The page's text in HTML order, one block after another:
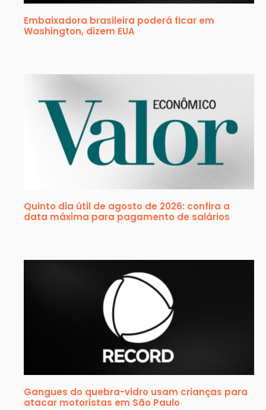
Embaixadora brasileira poderá ficar em
Washington, dizem EUA
Quinto dia útil de agosto de 2026: confira a
data máxima para pagamento de salários
Gangues do quebra-vidro usam crianças para
atacar motoristas em São Paulo